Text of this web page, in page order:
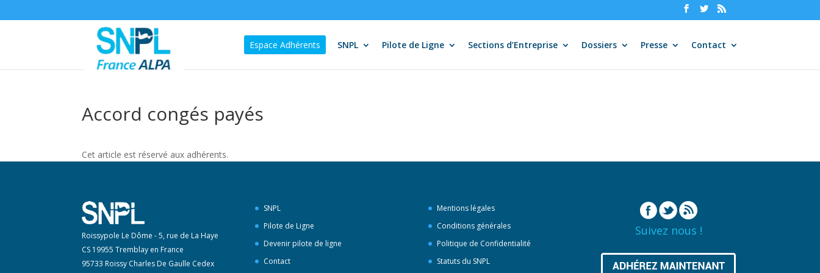
Espace Adhérents SNPL Pilote de Ligne Sections d’Entreprise Dossiers Presse Contact
Accord congés payés
Cet article est réservé aux adhérents.
Roissypole Le Dôme - 5, rue de La Haye
CS 19955 Tremblay en France
95733 Roissy Charles De Gaulle Cedex
SNPL
Pilote de Ligne
Devenir pilote de ligne
Contact
Mentions légales
Conditions générales
Politique de Confidentialité
Statuts du SNPL
Suivez nous !